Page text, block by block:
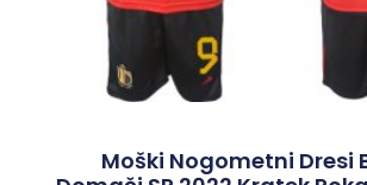
Moški Nogometni Dresi